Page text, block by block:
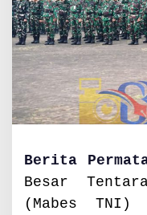
p
l
i
n
P
r
a
j
r
Berita
Besar
(Mabes TNI)